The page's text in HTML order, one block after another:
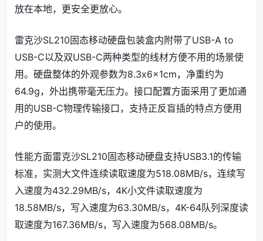
放在本地，更安全更放心。
雷克沙SL210固态移动硬盘包装盒内附带了USB-A to
USB-C以及双USB-C两种类型的线材方便不用的场景使
用。硬盘整体的外观参数为8.3x6x1cm，净重约为
64.9g，外出携带毫无压力。接口配置方面采用了更加通
用的USB-C物理传输接口，支持正反盲插的特点方便用
户的使用。
性能方面雷克沙SL210固态移动硬盘支持USB3.1的传输
标准，实测大文件连续读取速度为518.08MB/s，连续写
入速度为432.29MB/s，4K小文件读取速度为
18.58MB/s，写入速度为63.30MB/s，4K-64队列深度读
取速度为167.36MB/s，写入速度为568.08MB/s。